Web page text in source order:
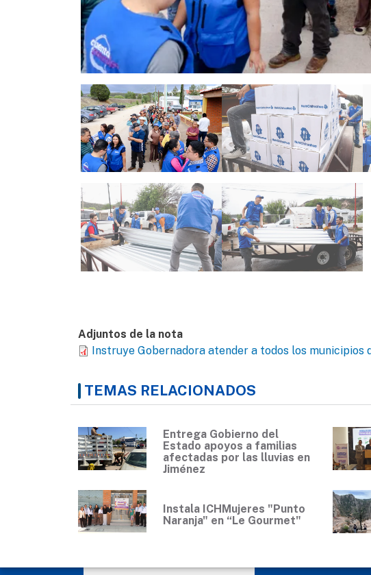
Adjuntos de la nota
Instruye Gobernadora atender a todos los
TEMAS RELACIONADOS
Entrega Gobierno del
Estado apoyos a familias
afectadas por las lluvias en
Jiménez
Instala ICHMujeres "Punto
Naranja" en “Le Gourmet"